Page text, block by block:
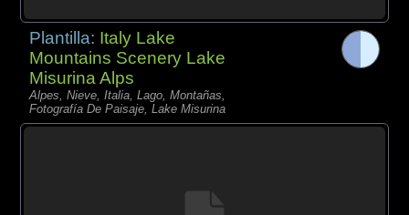
Plantilla: Italy Lake
Mountains Scenery Lake
Misurina Alps
Alpes, Nieve, Italia, Lago, Montañas,
Fotografía De Paisaje, Lake Misurina